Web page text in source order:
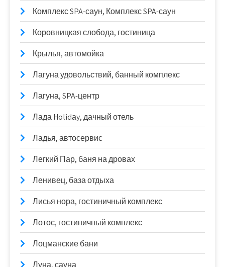
Комплекс SPA-саун, Комплекс SPA-саун
Коровницкая слобода, гостиница
Крылья, автомойка
Лагуна удовольствий, банный комплекс
Лагуна, SPA-центр
Лада Holidаy, дачный отель
Ладья, автосервис
Легкий Пар, баня на дровах
Ленивец, база отдыха
Лисья нора, гостиничный комплекс
Лотос, гостиничный комплекс
Лоцманские бани